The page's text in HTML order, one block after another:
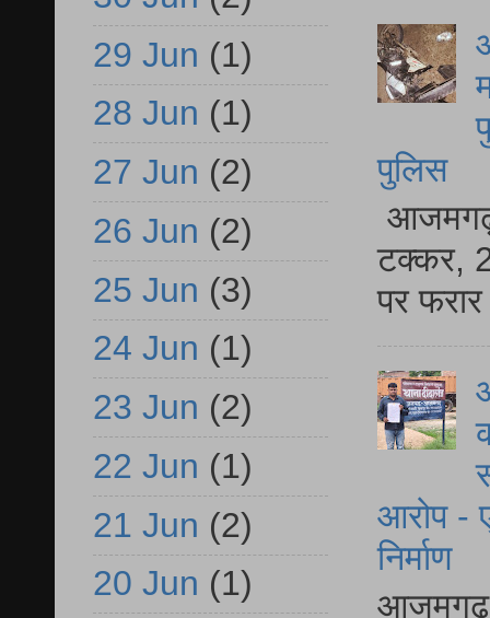
पुलिस
आजमगढ़
टक्कर,
पर
आरोप -
निर्माण
आजमगढ़
29 Jun (1)
28 Jun (1)
27 Jun (2)
26 Jun (2)
25 Jun (3)
24 Jun (1)
23 Jun (2)
22 Jun (1)
21 Jun (2)
20 Jun (1)